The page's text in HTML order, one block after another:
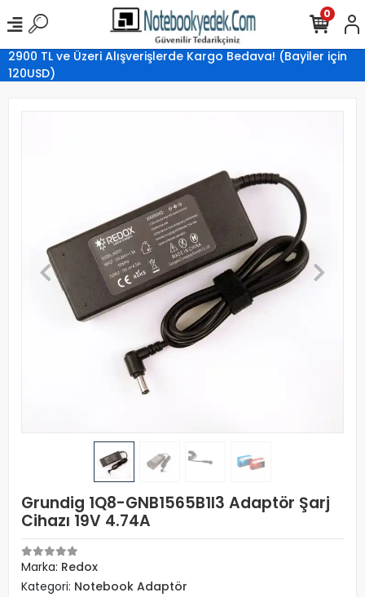
2900 TL ve Üzeri Alışverişlerde Kargo Bedava! (Bayiler için
120USD)
0
Grundig 1Q8-GNB1565B1I3 Adaptör Şarj
Cihazı 19V 4.74A
Marka: Redox
Kategori: Notebook Adaptör